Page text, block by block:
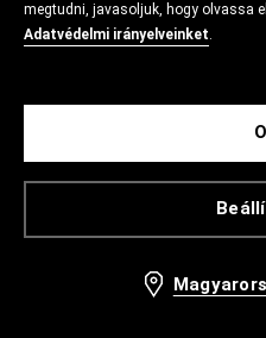
megtudni, javasoljuk, hogy olvassa
Adatvédelmi irányelveinket.